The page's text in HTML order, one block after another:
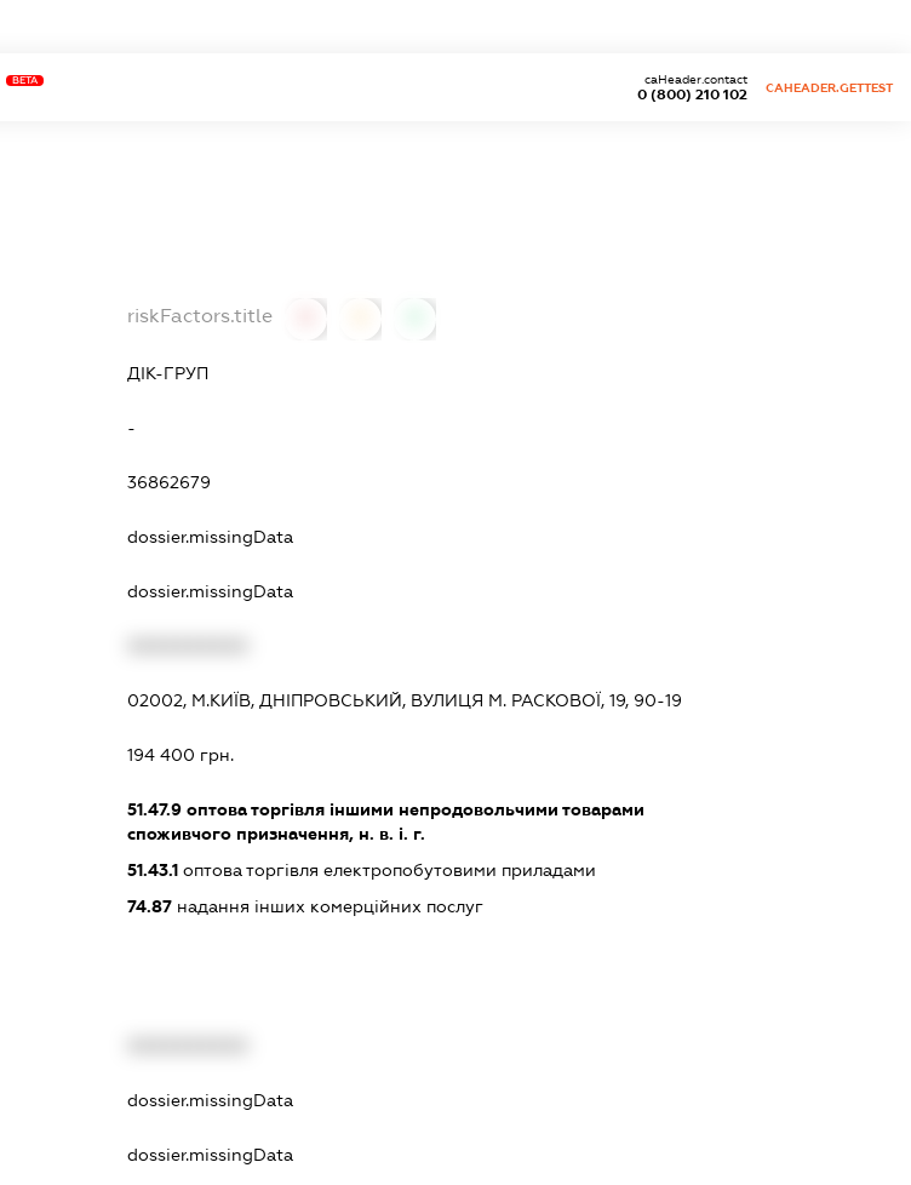
BETA
0 (800) 210 102
caHeader.contact
CAHEADER.GETTEST
riskFactors.title
ДІК-ГРУП
-
36862679
dossier.missingData
dossier.missingData
02002, М.КИЇВ, ДНІПРОВСЬКИЙ, ВУЛИЦЯ М. РАСКОВОЇ, 19, 90-19
194 400 грн.
51.47.9 оптова торгівля іншими непродовольчими товарами
споживчого призначення, н. в. і. г.
51.43.1 оптова торгівля електропобутовими приладами
74.87 надання інших комерційних послуг
dossier.missingData
dossier.missingData